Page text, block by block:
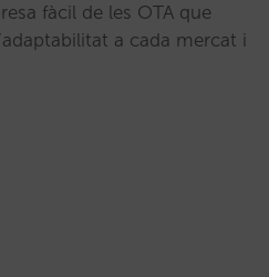
fàcil de les OTA que
a cada mercat i